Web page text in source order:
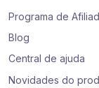
Programa de
Blog
Central de ajuda
Novidades do